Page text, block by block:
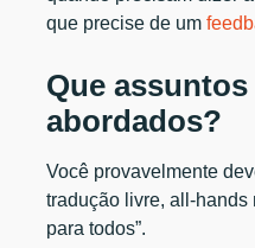
que precise de um
Que
abordados?
Você provavelmente
tradução livre, all-hands
para todos”.